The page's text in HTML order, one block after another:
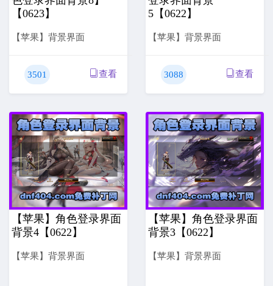
【0623】
【苹果】背景界面
3501 查看
5【0622】
【苹果】背景界面
3088 查看
【苹果】角色登录界面
背景4【0622】
【苹果】背景界面
【苹果】角色登录界面
背景3【0622】
【苹果】背景界面